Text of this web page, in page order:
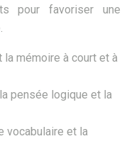
pour favoriser une
la mémoire à court et à
pensée logique et la
vocabulaire et la